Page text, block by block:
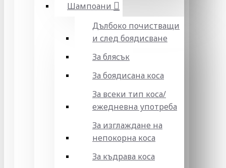
Шампоани
Дълбоко почистващи
и след боядисване
За блясък
За боядисана коса
За всеки тип коса/
ежедневна употреба
За изглаждане на
непокорна коса
За къдрава коса